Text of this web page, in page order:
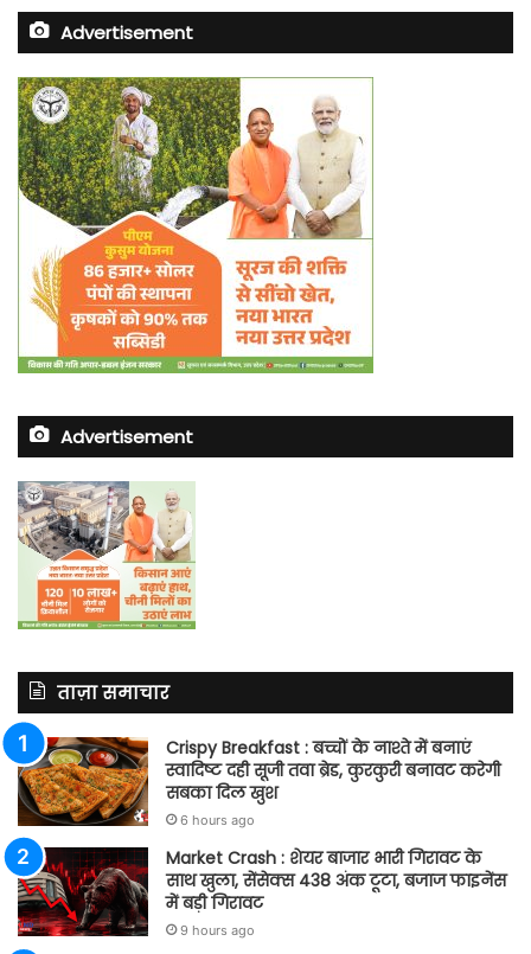
Advertisement
Advertisement
ताज़ा समाचार
Crispy Breakfast : बच्चों के नाश्ते में बनाएं
स्वादिष्ट दही सूजी तवा ब्रेड, कुरकुरी बनावट करेगी
सबका दिल खुश
6 hours ago
Market Crash : शेयर बाजार भारी गिरावट के
साथ खुला, सेंसेक्स 438 अंक टूटा, बजाज फाइनेंस
में बड़ी गिरावट
9 hours ago